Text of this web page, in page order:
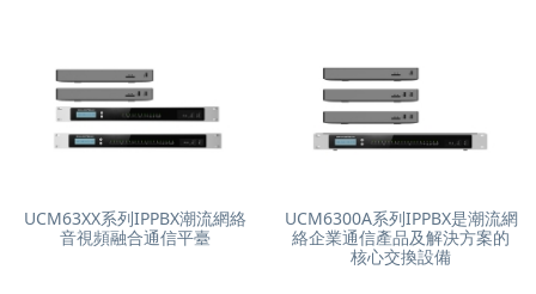
UCM63XX系列IPPBX潮流網絡
音視頻融合通信平臺
UCM6300A系列IPPBX是潮流網
絡企業通信產品及解決方案的
核心交換設備